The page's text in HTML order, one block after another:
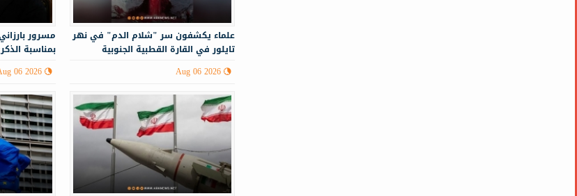
مسرور
بمناسبة
06 2026
علماء يكشفون سر "شلام الدم" في نهر
تايلور في القارة القطبية الجنوبية
Aug 06 2026